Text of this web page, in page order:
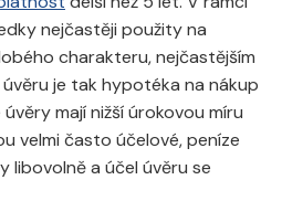
nejčastěji použity na
charakteru, nejčastějším
je tak hypotéka na nákup
mají nižší úrokovou míru
velmi často účelové, peníze
libovolně a účel úvěru se